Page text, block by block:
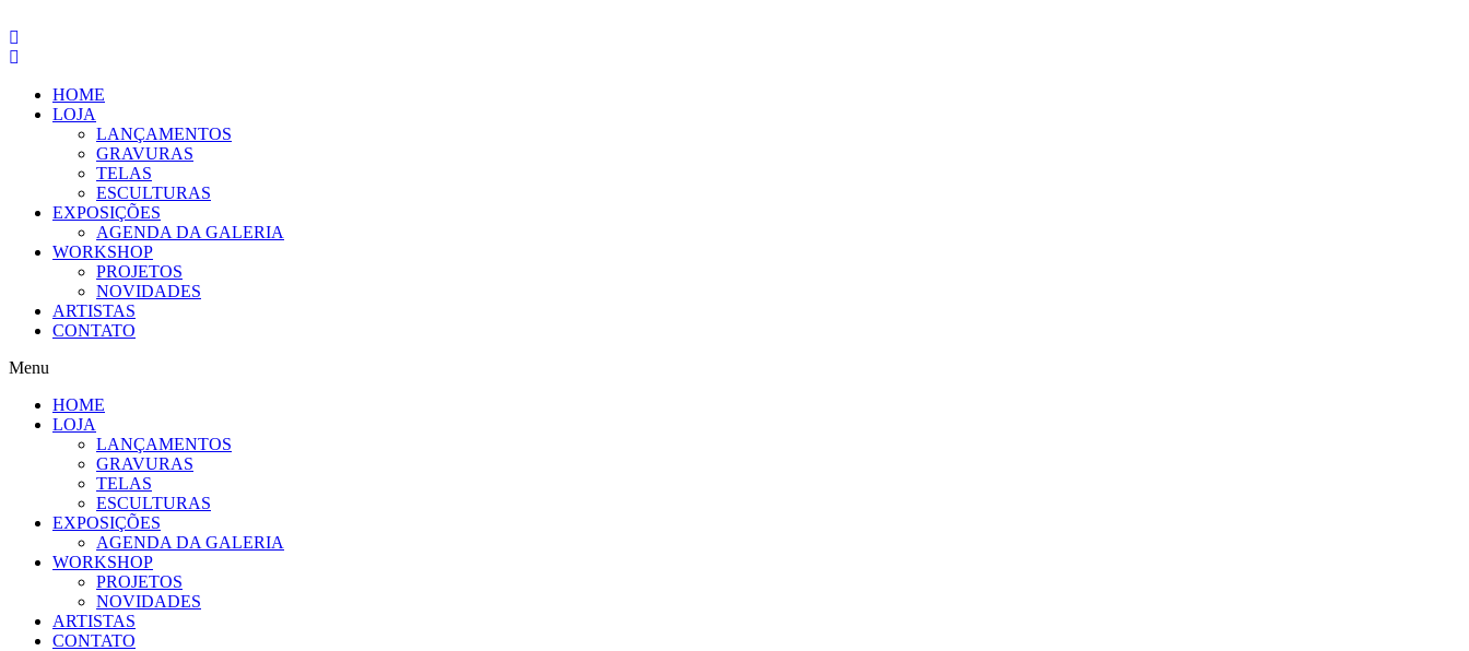
para
o
HOME
LOJA
LANÇAMENTOS
GRAVURAS
TELAS
ESCULTURAS
EXPOSIÇÕES
AGENDA DA GALERIA
WORKSHOP
PROJETOS
NOVIDADES
ARTISTAS
CONTATO
Menu
HOME
LOJA
LANÇAMENTOS
GRAVURAS
TELAS
ESCULTURAS
EXPOSIÇÕES
AGENDA DA GALERIA
WORKSHOP
PROJETOS
NOVIDADES
ARTISTAS
CONTATO